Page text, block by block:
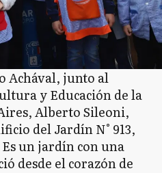
Achával, junto al
y Educación de la
Alberto Sileoni,
del Jardín N° 913,
un jardín con una
desde el corazón de